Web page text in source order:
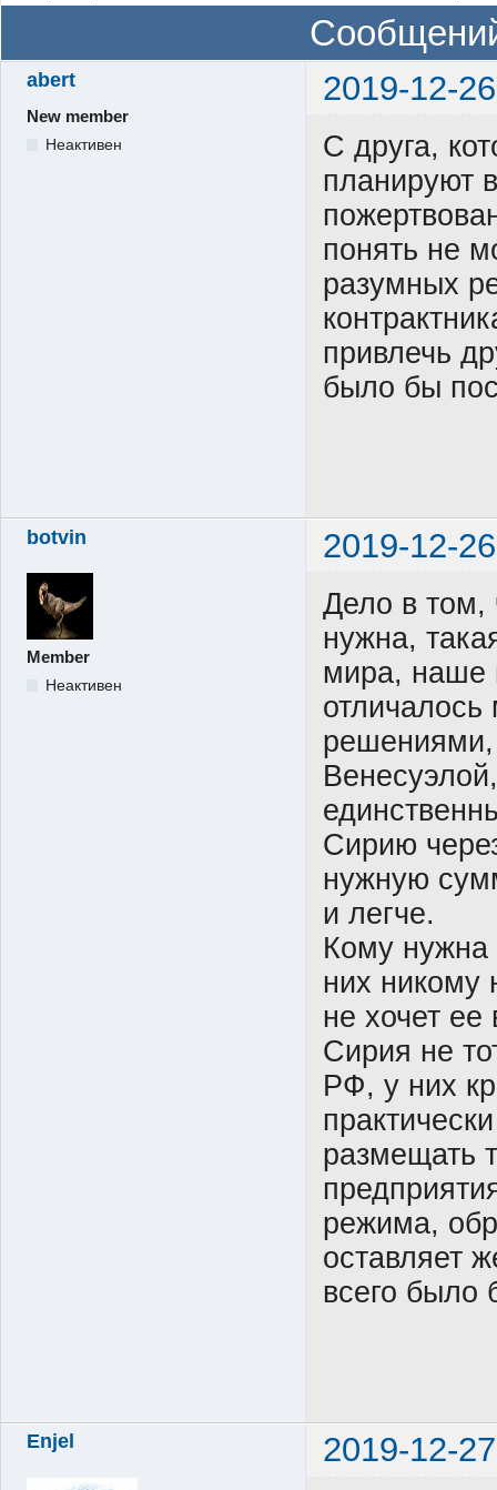
abert 2019-12-
New member
Неактивен
С друга,
планируют
понять не
разумных
привлечь
было бы
botvin 2019-12-
Member
Неактивен
Дело в том,
нужна,
мира, наше
решениями,
Сирию
нужную
и легче.
Кому
них никому
не хочет ее
Сирия не
РФ, у них
размещать
режима,
оставляет
всего было
Enjel 2019-12-